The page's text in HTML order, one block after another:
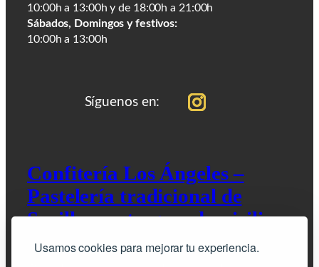
Usamos cookies para mejorar tu experiencia.
10:00h a 13:00h y de 18:00h a 21:00h
Sábados, Domingos y festivos:
10:00h a 13:00h
Síguenos en:
Confitería Los Ángeles –
Pastelería tradicional de
Sevilla – entrega a domicilio